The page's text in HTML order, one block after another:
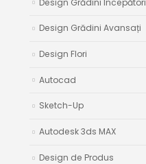
Design Grădini Avansați
Design Flori
Autocad
Sketch-Up
Autodesk 3ds MAX
Design de Produs